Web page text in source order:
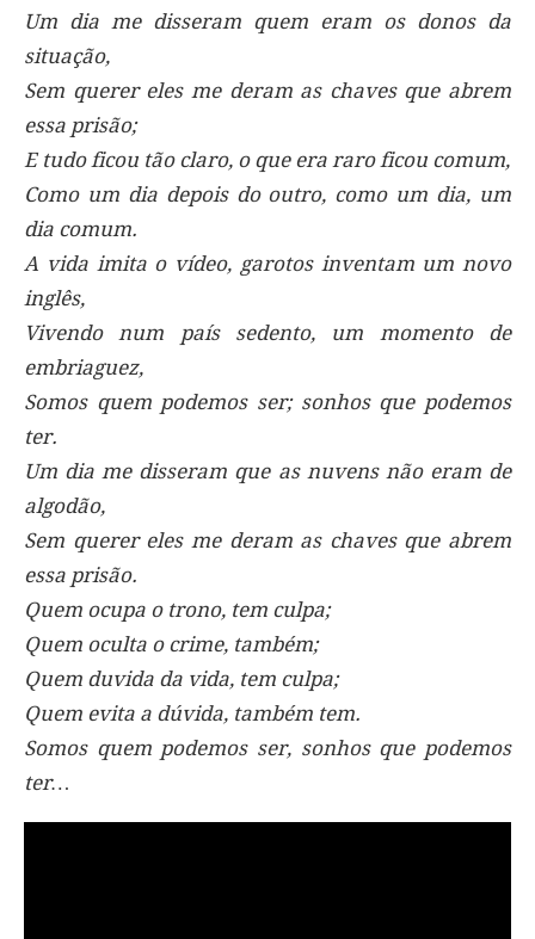
Um dia me disseram quem eram os donos da
situação,
Sem querer eles me deram as chaves que abrem
essa prisão;
E tudo ficou tão claro, o que era raro ficou comum,
Como um dia depois do outro, como um dia, um
dia comum.
A vida imita o vídeo, garotos inventam um novo
inglês,
Vivendo num país sedento, um momento de
embriaguez,
Somos quem podemos ser; sonhos que podemos
ter.
Um dia me disseram que as nuvens não eram de
algodão,
Sem querer eles me deram as chaves que abrem
essa prisão.
Quem ocupa o trono, tem culpa;
Quem oculta o crime, também;
Quem duvida da vida, tem culpa;
Quem evita a dúvida, também tem.
Somos quem podemos ser, sonhos que podemos
ter…